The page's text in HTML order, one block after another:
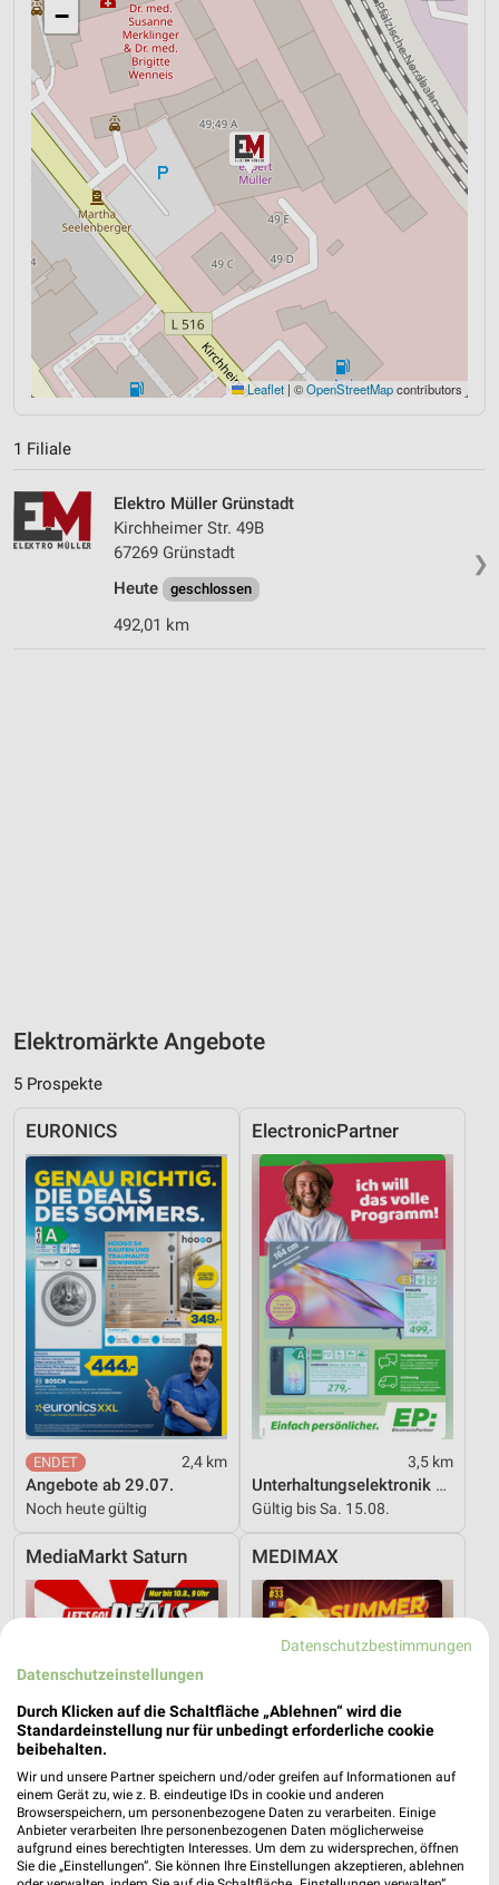
−
Leaflet | ©OpenStreetMapcontributors
1 Filiale
❯
Elektro Müller Grünstadt
Kirchheimer Str. 49B
67269 Grünstadt
Heute
geschlossen
492,01 km
Elektromärkte Angebote
5 Prospekte
EURONICS
2,4 km
Angebote ab 29.07.
Noch heute gültig
ElectronicPartner
3,5 km
Unterhaltungselektronik 08/2026
Gültig bis Sa. 15.08.
MediaMarkt Saturn MEDIMAX
Datenschutzbestimmungen
Datenschutzeinstellungen
Durch Klicken auf die Schaltfläche „Ablehnen“ wird die
Standardeinstellung nur für unbedingt erforderliche cookie
beibehalten.
Wir und unsere Partner speichern und/oder greifen auf Informationen auf
einem Gerät zu, wie z. B. eindeutige IDs in cookie und anderen
Browserspeichern, um personenbezogene Daten zu verarbeiten. Einige
Anbieter verarbeiten Ihre personenbezogenen Daten möglicherweise
aufgrund eines berechtigten Interesses. Um dem zu widersprechen, öffnen
Sie die „Einstellungen“. Sie können Ihre Einstellungen akzeptieren, ablehnen